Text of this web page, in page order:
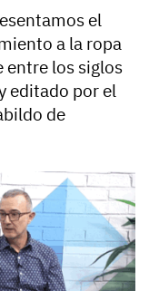
el
a la ropa
los siglos
editado por el
de